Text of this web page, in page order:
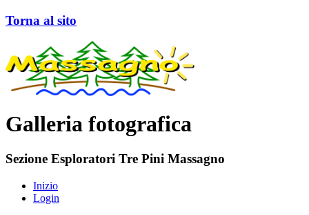
Torna al sito
Galleria fotografica
Sezione Esploratori Tre Pini Massagno
Inizio
Login